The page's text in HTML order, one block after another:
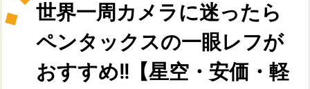
世界一周カメラに迷ったら
ペンタックスの一眼レフが
おすすめ!!【星空・安価・軽